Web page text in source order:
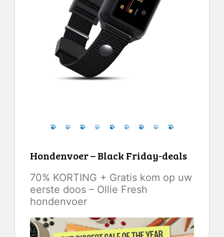
Hondenvoer – Black Friday-deals
70% KORTING + Gratis kom op uw
eerste doos – Ollie Fresh
hondenvoer